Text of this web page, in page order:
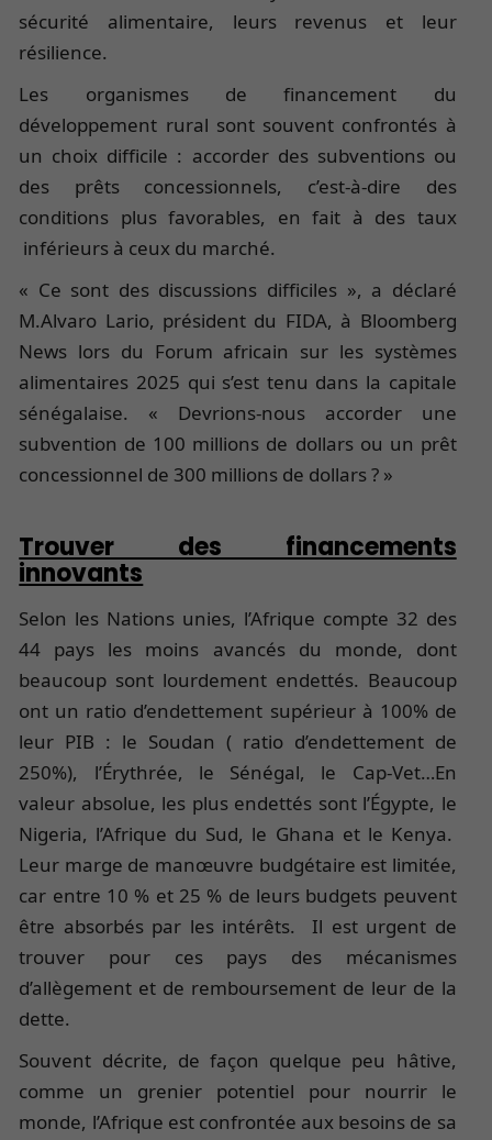
sécurité alimentaire, leurs revenus et leur
résilience.
Les organismes de financement du
développement rural sont souvent confrontés à
un choix difficile : accorder des subventions ou
des prêts concessionnels, c’est-à-dire des
conditions plus favorables, en fait à des taux
inférieurs à ceux du marché.
« Ce sont des discussions difficiles », a déclaré
M.Alvaro Lario, président du FIDA, à Bloomberg
News lors du Forum africain sur les systèmes
alimentaires 2025 qui s’est tenu dans la capitale
sénégalaise. « Devrions-nous accorder une
subvention de 100 millions de dollars ou un prêt
concessionnel de 300 millions de dollars ? »
Trouver des financements
innovants
Selon les Nations unies, l’Afrique compte 32 des
44 pays les moins avancés du monde, dont
beaucoup sont lourdement endettés. Beaucoup
ont un ratio d’endettement supérieur à 100% de
leur PIB : le Soudan ( ratio d’endettement de
250%), l’Érythrée, le Sénégal, le Cap-Vet…En
valeur absolue, les plus endettés sont l’Égypte, le
Nigeria, l’Afrique du Sud, le Ghana et le Kenya.
Leur marge de manœuvre budgétaire est limitée,
car entre 10 % et 25 % de leurs budgets peuvent
être absorbés par les intérêts. Il est urgent de
trouver pour ces pays des mécanismes
d’allègement et de remboursement de leur de la
dette.
Souvent décrite, de façon quelque peu hâtive,
comme un grenier potentiel pour nourrir le
monde, l’Afrique est confrontée aux besoins de sa